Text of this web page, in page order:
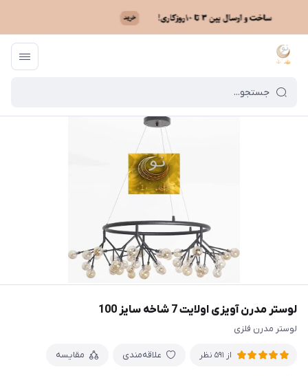
ماه نو / فهرست محصولات
لوستر مدرن آویزی اولایت 7 شاخه سایز 100
لوستر مدرن فلزی
از 591 نظر علاقه‌مندی مقایسه